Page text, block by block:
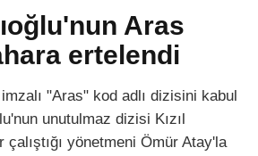
Aras
ertelendi
"Aras" kod adlı dizisini kabul
unutulmaz dizisi Kızıl
çalıştığı yönetmeni Ömür Atay'la